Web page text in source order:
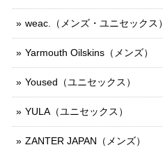
weac.（メンズ・ユニセックス）
Yarmouth Oilskins（メンズ）
Yoused（ユニセックス）
YULA（ユニセックス）
ZANTER JAPAN（メンズ）